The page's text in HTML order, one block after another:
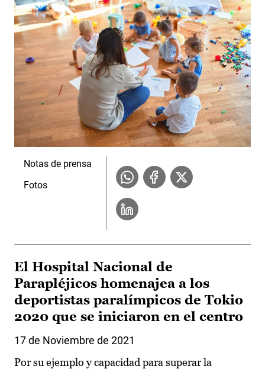
Notas de prensa
Fotos
El Hospital Nacional de
Parapléjicos homenajea a los
deportistas paralímpicos de Tokio
2020 que se iniciaron en el centro
17 de Noviembre de 2021
Por su ejemplo y capacidad para superar la